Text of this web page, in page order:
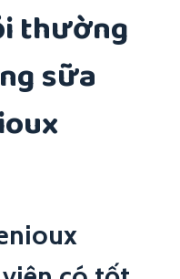
thường
sữa